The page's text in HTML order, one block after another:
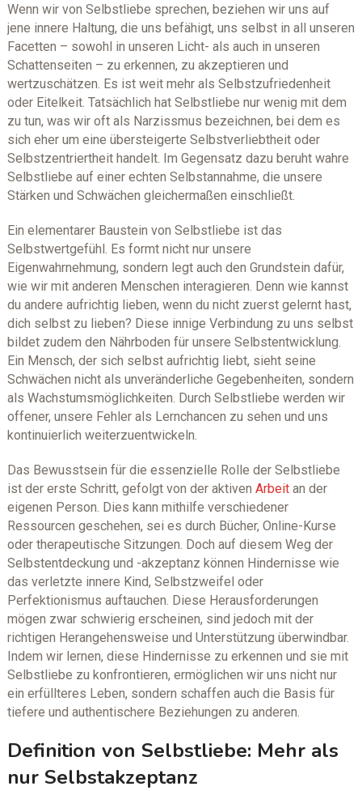
Wenn wir von Selbstliebe sprechen, beziehen wir uns auf
jene innere Haltung, die uns befähigt, uns selbst in all unseren
Facetten – sowohl in unseren Licht- als auch in unseren
Schattenseiten – zu erkennen, zu akzeptieren und
wertzuschätzen. Es ist weit mehr als Selbstzufriedenheit
oder Eitelkeit. Tatsächlich hat Selbstliebe nur wenig mit dem
zu tun, was wir oft als Narzissmus bezeichnen, bei dem es
sich eher um eine übersteigerte Selbstverliebtheit oder
Selbstzentriertheit handelt. Im Gegensatz dazu beruht wahre
Selbstliebe auf einer echten Selbstannahme, die unsere
Stärken und Schwächen gleichermaßen einschließt.
Ein elementarer Baustein von Selbstliebe ist das
Selbstwertgefühl. Es formt nicht nur unsere
Eigenwahrnehmung, sondern legt auch den Grundstein dafür,
wie wir mit anderen Menschen interagieren. Denn wie kannst
du andere aufrichtig lieben, wenn du nicht zuerst gelernt hast,
dich selbst zu lieben? Diese innige Verbindung zu uns selbst
bildet zudem den Nährboden für unsere Selbstentwicklung.
Ein Mensch, der sich selbst aufrichtig liebt, sieht seine
Schwächen nicht als unveränderliche Gegebenheiten, sondern
als Wachstumsmöglichkeiten. Durch Selbstliebe werden wir
offener, unsere Fehler als Lernchancen zu sehen und uns
kontinuierlich weiterzuentwickeln.
Das Bewusstsein für die essenzielle Rolle der Selbstliebe
ist der erste Schritt, gefolgt von der aktiven Arbeitan der
eigenen Person. Dies kann mithilfe verschiedener
Ressourcen geschehen, sei es durch Bücher, Online-Kurse
oder therapeutische Sitzungen. Doch auf diesem Weg der
Selbstentdeckung und -akzeptanz können Hindernisse wie
das verletzte innere Kind, Selbstzweifel oder
Perfektionismus auftauchen. Diese Herausforderungen
mögen zwar schwierig erscheinen, sind jedoch mit der
richtigen Herangehensweise und Unterstützung überwindbar.
Indem wir lernen, diese Hindernisse zu erkennen und sie mit
Selbstliebe zu konfrontieren, ermöglichen wir uns nicht nur
ein erfüllteres Leben, sondern schaffen auch die Basis für
tiefere und authentischere Beziehungen zu anderen.
Definition von Selbstliebe: Mehr als
nur Selbstakzeptanz